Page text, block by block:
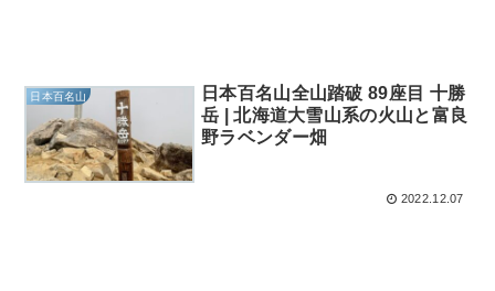
日本百名山
日本百名山全山踏破 89座目 十勝
岳 | 北海道大雪山系の火山と富良
野ラベンダー畑
2022.12.07